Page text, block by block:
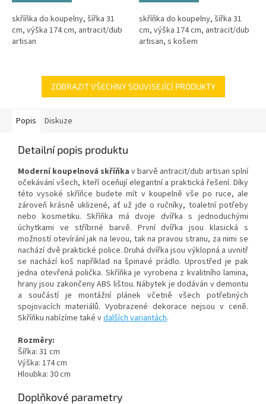
skříňka do koupelny, šířka 31
cm, výška 174 cm, antracit/dub
artisan
skříňka do koupelny, šířka 31
cm, výška 174 cm, antracit/dub
artisan, s košem
ZOBRAZIT VŠECHNY SOUVISEJÍCÍ PRODUKTY
Popis Diskuze
Detailní popis produktu
Moderní koupelnová skříňka v barvě antracit/dub artisan splní
očekávání všech, kteří oceňují elegantní a praktická řešení. Díky
této vysoké skříňce budete mít v koupelně vše po ruce, ale
zároveň krásně uklizené, ať už jde o ručníky, toaletní potřeby
nebo kosmetiku. Skříňka má dvoje dvířka s jednoduchými
úchytkami ve stříbrné barvě. První dvířka jsou klasická s
možností otevírání jak na levou, tak na pravou stranu, za nimi se
nachází dvě praktické police. Druhá dvířka jsou výklopná a uvnitř
se nachází koš například na špinavé prádlo. Uprostřed je pak
jedna otevřená polička. Skříňka je vyrobena z kvalitního lamina,
hrany jsou zakončeny ABS lištou. Nábytek je dodáván v demontu
a součástí je montážní plánek včetně všech potřebných
spojovacích materiálů. Vyobrazené dekorace nejsou v ceně.
Skříňku nabízíme také vdalších variantách.
Rozměry:
Šířka: 31 cm
Výška: 174 cm
Hloubka: 30 cm
Doplňkové parametry